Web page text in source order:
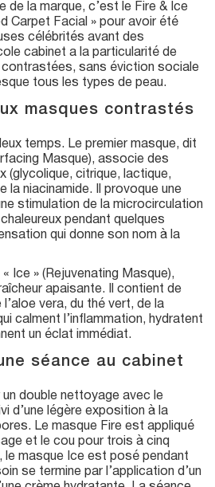
de la marque, c’est le Fire & Ice
Carpet Facial » pour avoir été
célébrités avant des
cabinet a la particularité de
contrastées, sans éviction sociale
tous les types de peau.
masques contrastés
temps. Le premier masque, dit
Masque), associe des
(glycolique, citrique, lactique,
la niacinamide. Il provoque une
stimulation de la microcirculation
pendant quelques
qui donne son nom à la
Ice » (Rejuvenating Masque),
apaisante. Il contient de
l’aloe vera, du thé vert, de la
calment l’inflammation, hydratent
un éclat immédiat.
séance au cabinet
double nettoyage avec le
d’une légère exposition à la
Le masque Fire est appliqué
et le cou pour trois à cinq
le masque Ice est posé pendant
se termine par l’application d’un